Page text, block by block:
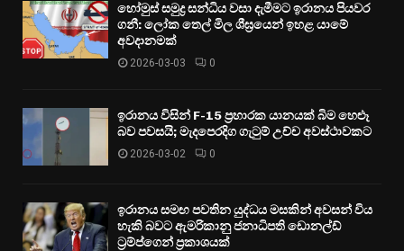
හෝමුස් සමුද්‍ර සන්ධිය වසා දැමීමට ඉරානය පියවර
ගනී: ලෝක තෙල් මිල ශීඝ්‍රයෙන් ඉහළ යාමේ
අවදානමක්
2026-03-03 0
ඉරානය විසින් F-15 ප්‍රහාරක යානයක් බිම හෙළූ
බව පවසයි; මැදපෙරදිග ගැටුම් උච්ච අවස්ථාවකට
2026-03-02 0
ඉරානය සමඟ පවතින යුද්ධය මසකින් අවසන් විය
හැකි බවට ඇමරිකානු ජනාධිපති ඩොනල්ඩ්
ට්‍රම්ප්ගෙන් ප්‍රකාශයක්